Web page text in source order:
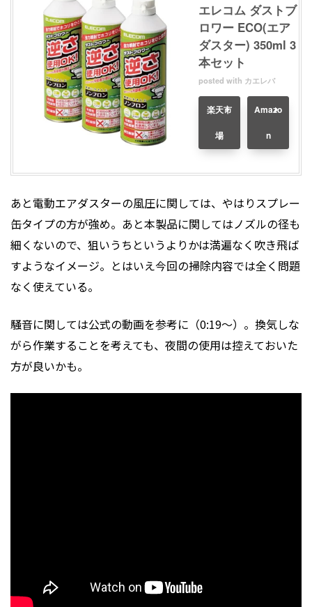
エレコム ダストブ
ロワー ECO(エア
ダスター) 350ml 3
本セット
posted with カエレバ
楽天市
場
Amazo
n
あと電動エアダスターの風圧に関しては、やはりスプレー
缶タイプの方が強め。あと本製品に関してはノズルの径も
細くないので、狙いうちというよりかは満遍なく吹き飛ば
すようなイメージ。とはいえ今回の掃除内容では全く問題
なく使えている。
騒音に関しては公式の動画を参考に（0:19～）。換気しな
がら作業することを考えても、夜間の使用は控えておいた
方が良いかも。